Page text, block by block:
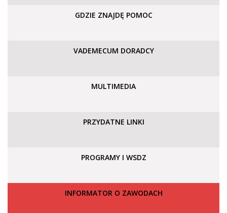
GDZIE ZNAJDĘ POMOC
VADEMECUM DORADCY
MULTIMEDIA
PRZYDATNE LINKI
PROGRAMY I WSDZ
INFORMATOR O ZAWODACH